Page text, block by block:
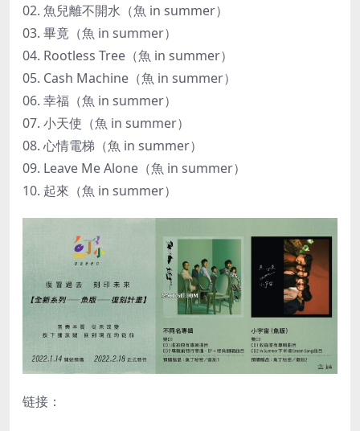
02. 魚兒離不開水（魚 in summer）
03. 畢竟（魚 in summer）
04. Rootless Tree（魚 in summer）
05. Cash Machine（魚 in summer）
06. 幸福（魚 in summer）
07. 小天使（魚 in summer）
08. 心情電梯（魚 in summer）
09. Leave Me Alone（魚 in summer）
10. 起來（魚 in summer）
链接：